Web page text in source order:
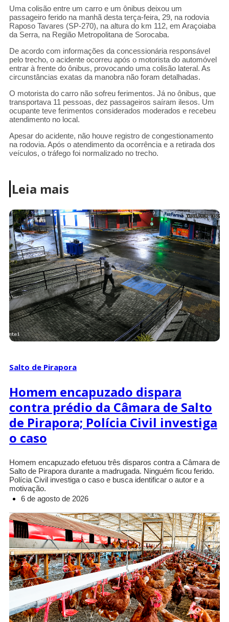
Uma colisão entre um carro e um ônibus deixou um
passageiro ferido na manhã desta terça-feira, 29, na rodovia
Raposo Tavares (SP-270), na altura do km 112, em Araçoiaba
da Serra, na Região Metropolitana de Sorocaba.
De acordo com informações da concessionária responsável
pelo trecho, o acidente ocorreu após o motorista do automóvel
entrar à frente do ônibus, provocando uma colisão lateral. As
circunstâncias exatas da manobra não foram detalhadas.
O motorista do carro não sofreu ferimentos. Já no ônibus, que
transportava 11 pessoas, dez passageiros saíram ilesos. Um
ocupante teve ferimentos considerados moderados e recebeu
atendimento no local.
Apesar do acidente, não houve registro de congestionamento
na rodovia. Após o atendimento da ocorrência e a retirada dos
veículos, o tráfego foi normalizado no trecho.
Leia mais
Salto de Pirapora
Homem encapuzado dispara
contra prédio da Câmara de Salto
de Pirapora; Polícia Civil investiga
o caso
Homem encapuzado efetuou três disparos contra a Câmara de
Salto de Pirapora durante a madrugada. Ninguém ficou ferido.
Polícia Civil investiga o caso e busca identificar o autor e a
motivação.
6 de agosto de 2026